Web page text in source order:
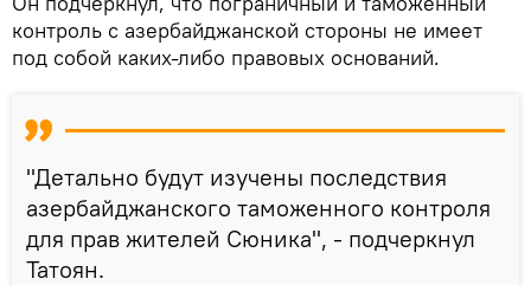
контроль с азербайджанской стороны не имеет
под собой каких-либо правовых оснований.
"Детально будут изучены последствия
азербайджанского таможенного контроля
для прав жителей Сюника", - подчеркнул
Татоян.